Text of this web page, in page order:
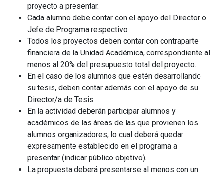
proyecto a presentar.
Cada alumno debe contar con el apoyo del Director o
Jefe de Programa respectivo.
Todos los proyectos deben contar con contraparte
financiera de la Unidad Académica, correspondiente al
menos al 20% del presupuesto total del proyecto.
En el caso de los alumnos que estén desarrollando
su tesis, deben contar además con el apoyo de su
Director/a de Tesis.
En la actividad deberán participar alumnos y
académicos de las áreas de las que provienen los
alumnos organizadores, lo cual deberá quedar
expresamente establecido en el programa a
presentar (indicar público objetivo).
La propuesta deberá presentarse al menos con un